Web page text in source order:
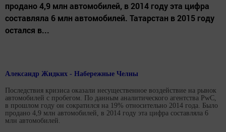
продано 4,9 млн автомобилей, в 2014 году эта цифра
составляла 6 млн автомобилей. Татарстан в 2015 году
остался в...
Александр Жидких - Набережные Челны
Последствия кризиса оказали несущественное воздействие на рынок
автомобилей с пробегом. По данным аналитического агентства PwC,
в прошлом году он сократился на 19% относительно 2014 года. Было
продано 4,9 млн автомобилей, в 2014 году эта цифра составляла 6
млн автомобилей.